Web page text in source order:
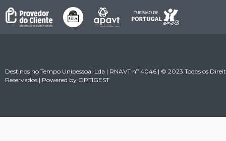
Destinos no Tempo Unipessoal Lda | RNAVT nº 4046 | © 2023 Todos os
Reservados | Powered by OPTIGEST